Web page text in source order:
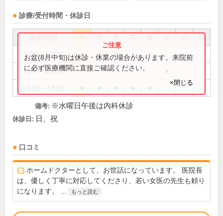
診療/受付時間・休診日
祝
9:00～12:30 ● ● ● ● ●
9:00～13:00
お盆(8月中旬)は休診・休業の場合があります。来院前
に必ず医療機関に直接ご確認ください。
×閉じる
備考: ※水曜日午後は内科休診
休診日: 日、祝
口コミ
ホームドクターとして、お世話になっています。 医院長
は、優しく丁寧に対応してくださり、若い女医の先生も頼り
になります。 ...
もっと読む